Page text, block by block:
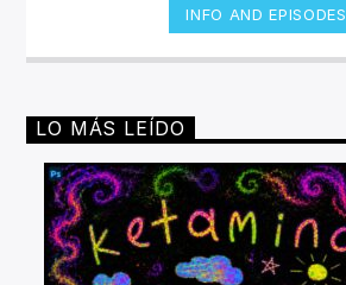
INFO AND EPISODES
LO MÁS LEÍDO